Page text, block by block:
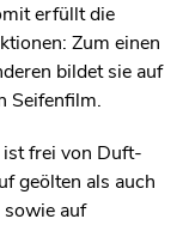
erfüllt die
Zum einen
bildet sie auf
Seifenfilm.
frei von Duft-
geölten als auch
sowie auf